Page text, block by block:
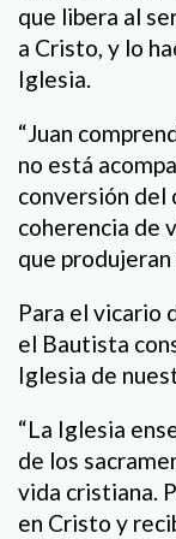
que libera al
a Cristo, y lo
Iglesia.
“Juan
no está
conversión del
coherencia de
que
Para el vicario
el Bautista
Iglesia de
“La Iglesia
de los
vida cristiana.
en Cristo y